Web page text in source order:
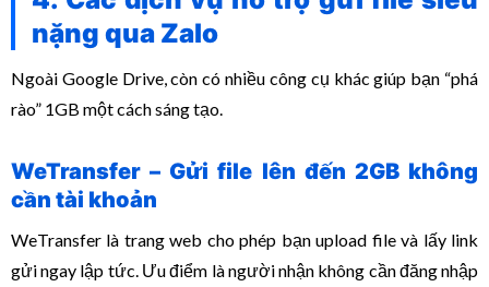
nặng qua Zalo
Ngoài Google Drive, còn có nhiều công cụ khác giúp bạn “phá
rào” 1GB một cách sáng tạo.
WeTransfer – Gửi file lên đến 2GB không
cần tài khoản
WeTransfer là trang web cho phép bạn upload file và lấy link
gửi ngay lập tức. Ưu điểm là người nhận không cần đăng nhập